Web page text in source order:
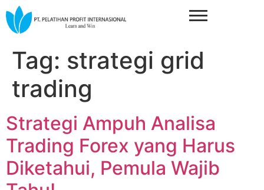
Tag: strategi grid
trading
Strategi Ampuh Analisa
Trading Forex yang Harus
Diketahui, Pemula Wajib